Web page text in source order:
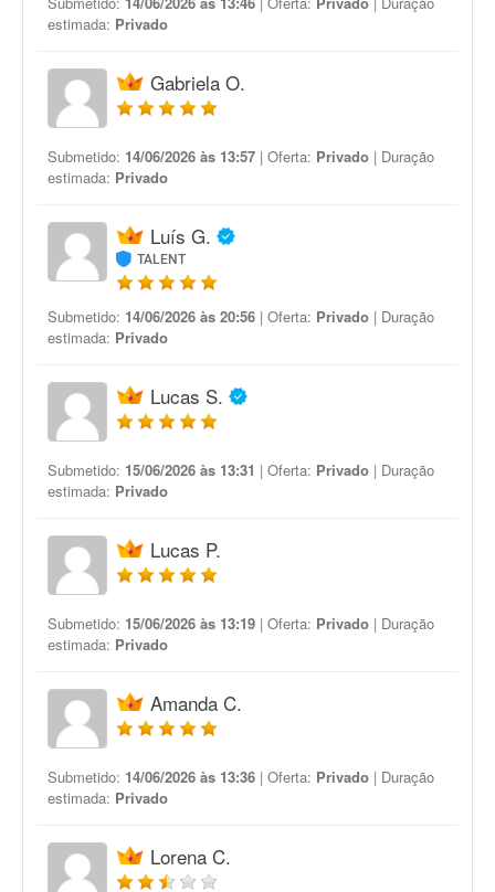
estimada: Privado
Gabriela O.
Submetido: 14/06/2026 às 13:57 | Oferta: Privado | Duração
estimada: Privado
Luís G.
TALENT
Submetido: 14/06/2026 às 20:56 | Oferta: Privado | Duração
estimada: Privado
Lucas S.
Submetido: 15/06/2026 às 13:31 | Oferta: Privado | Duração
estimada: Privado
Lucas P.
Submetido: 15/06/2026 às 13:19 | Oferta: Privado | Duração
estimada: Privado
Amanda C.
Submetido: 14/06/2026 às 13:36 | Oferta: Privado | Duração
estimada: Privado
Lorena C.